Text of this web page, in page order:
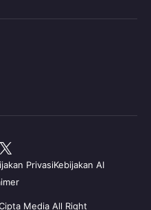
Media All Right
PrivasiKebijakan AI
X